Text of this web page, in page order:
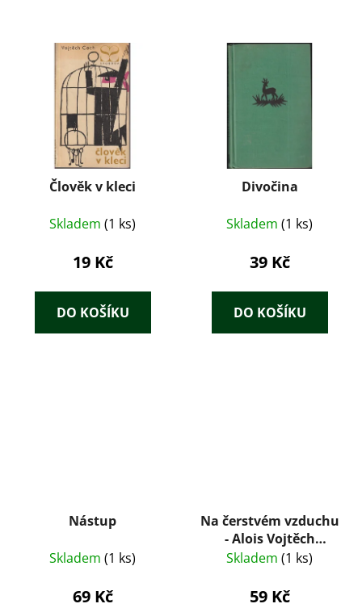
Člověk v kleci
Skladem (1 ks)
19 Kč
DO KOŠÍKU
Divočina
Skladem (1 ks)
39 Kč
DO KOŠÍKU
Nástup
Skladem (1 ks)
69 Kč
Na čerstvém vzduchu
- Alois Vojtěch
Šmilovský
Skladem (1 ks)
59 Kč